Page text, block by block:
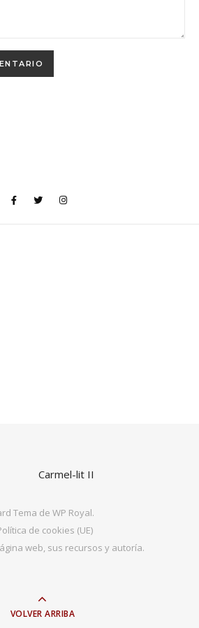
Tema de WP Royal.
de cookies (UE)
web, sus recursos y autoría.
VOLVER ARRIBA